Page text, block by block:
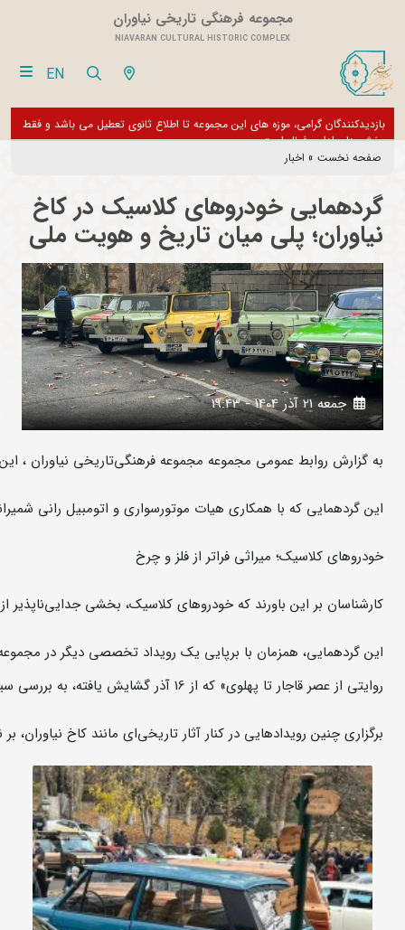
مجموعه فرهنگی تاریخی نیاوران
NIAVARAN CULTURAL HISTORIC COMPLEX
EN
از تور مجازی 360 درجه مجموعه فرهنگی تاریخی نیاوران بازدید نمایید
صفحه نخست » اخبار
گردهمایی خودروهای کلاسیک در کاخ
نیاوران؛ پلی میان تاریخ و هویت ملی
جمعه 21 آذر 1404 - 19:43
به گزارش روابط عمومی مجموعه مجموعه فرهنگی‌تاریخی نیاوران ،
این گردهمایی که با همکاری هیات موتورسواری و اتومبیل رانی
خودروهای کلاسیک؛ میراثی فراتر از فلز و چرخ
کارشناسان بر این باورند که خودروهای کلاسیک، بخشی
این گردهمایی، همزمان با برپایی یک رویداد تخصصی دیگر در
روایتی از عصر قاجار تا پهلوی» که از 16 آذر گشایش یافته، به بررسی سیر تحول خودروهای درباری با استفاده از اسناد و تصاویرتاریخی می‌پردازد.
برگزاری چنین رویدادهایی در کنار آثار تاریخی‌ای مانند کاخ